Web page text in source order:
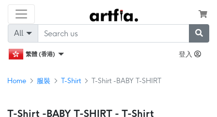
All
繁體 (香港) 登入
Home 服裝 T-Shirt T-Shirt -BABY T-SHIRT
T-Shirt -BABY T-SHIRT - T-Shirt